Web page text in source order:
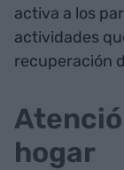
activa a los
actividades
recuperación
hogar